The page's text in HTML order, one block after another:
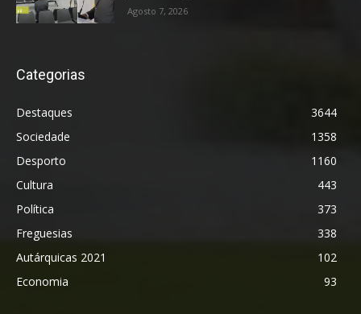
Agosto 7, 2026
Categorias
Destaques
3644
Sociedade
1358
Desporto
1160
Cultura
443
Política
373
Freguesias
338
Autárquicas 2021
102
Economia
93